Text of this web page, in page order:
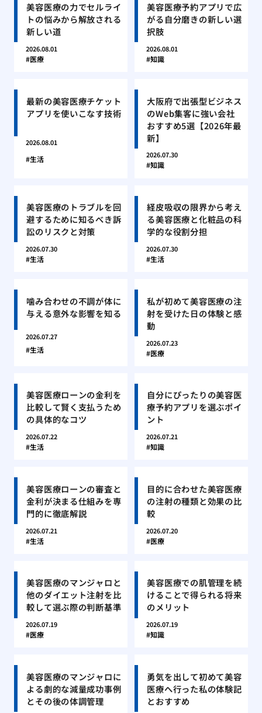
美容医療の力でセルライ
トの悩みから解放される
新しい道
2026.08.01
医療
美容医療予約アプリで広
がる自分磨きの新しい選
択肢
2026.08.01
知識
最新の美容医療チケット
アプリを使いこなす技術
2026.08.01
生活
大阪府で出張型ビジネス
のWeb集客に強い会社
おすすめ5選【2026年最
新】
2026.07.30
知識
美容医療のトラブルを回
避するために知るべき訴
訟のリスクと対策
2026.07.30
生活
経皮吸収の限界から考え
る美容医療と化粧品の科
学的な役割分担
2026.07.30
生活
噛み合わせの不調が体に
与える意外な影響を知る
2026.07.27
生活
私が初めて美容医療の注
射を受けた日の体験と感
動
2026.07.23
医療
美容医療ローンの金利を
比較して賢く支払うため
の具体的なコツ
2026.07.22
生活
自分にぴったりの美容医
療予約アプリを選ぶポイ
ント
2026.07.21
知識
美容医療ローンの審査と
金利が決まる仕組みを専
門的に徹底解説
2026.07.21
生活
目的に合わせた美容医療
の注射の種類と効果の比
較
2026.07.20
医療
美容医療のマンジャロと
他のダイエット注射を比
較して選ぶ際の判断基準
2026.07.19
医療
美容医療での肌管理を続
けることで得られる将来
のメリット
2026.07.19
知識
美容医療のマンジャロに
よる劇的な減量成功事例
とその後の体調管理
勇気を出して初めて美容
医療へ行った私の体験記
とおすすめ